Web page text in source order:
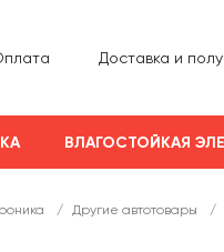
Доставка и
ВЛАГОСТОЙКАЯ
/ Другие автотовары /